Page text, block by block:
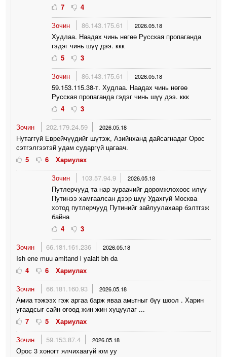
7
4
Зочин
86.143.175.61 2026.05.18
Худлаа. Наадах чинь нөгөө Русская пропаганда
гэдэг чинь шүү дээ. ккк
5
3
Зочин
86.143.175.61 2026.05.18
59.153.115.38-т. Худлаа. Наадах чинь нөгөө
Русская пропаганда гэдэг чинь шүү дээ. ккк
4
3
Зочин
202.179.24.59 2026.05.18
Нутаггүй Еврейчүүдийг шүтэж, Азийнханд дайсагнадаг Орос
сэтгэлгээтэй удам сударгүй цагаач.
5
6
Хариулах
Зочин
103.57.94.9 2026.05.18
Путлерчууд та нар зураачийг доромжлохоос илүү
Путинээ хамгаалсан дээр шүү Удахгүй Москва
хотод путлерчууд Путинийг зайлуулахаар бэлтгэж
байна
4
3
Зочин
66.181.161.236 2026.05.18
Ish ene muu amitand l yalalt bh da
4
6
Хариулах
Зочин
66.181.160.93 2026.05.18
Амиа тэжээх гэж аргаа барж яваа амьтныг бүү шоол . Харин
угаадсыг сайн өгөөд жин жин хуцуулаг ...
7
5
Хариулах
Зочин
59.153.87.4 2026.05.18
Орос 3 хоногт ялчихаагүй юм уу